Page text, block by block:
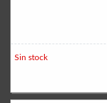
Sin stock